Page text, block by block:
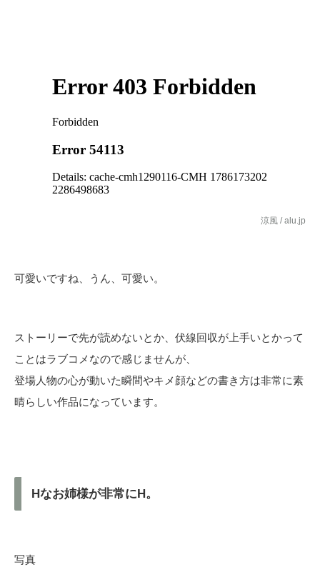
涼風 / alu.jp
可愛いですね、うん、可愛い。
ストーリーで先が読めないとか、伏線回収が上手いとかって
ことはラブコメなので感じませんが、
登場人物の心が動いた瞬間やキメ顔などの書き方は非常に素
晴らしい作品になっています。
Hなお姉様が非常にH。
写真